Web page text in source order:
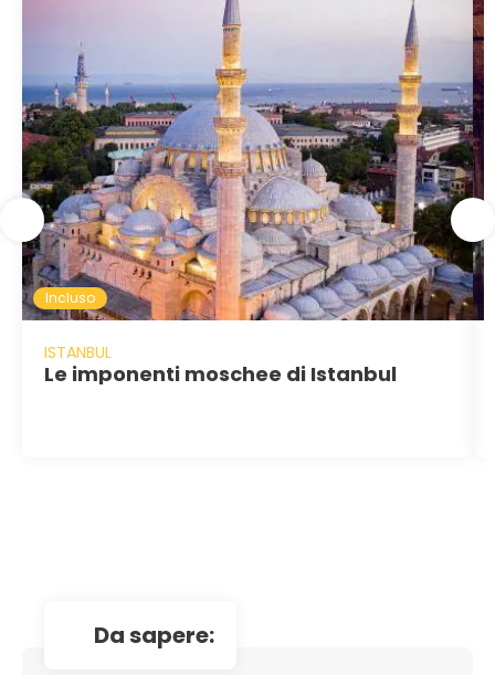
Incluso
ISTANBUL
Le imponenti moschee di Istanbul
da sapere: